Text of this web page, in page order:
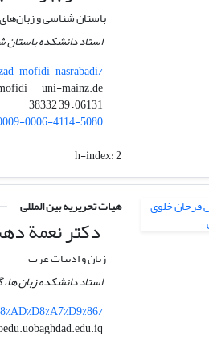
باستان شناسی و
استاد دانشکده باستان
mofidi-nasrabadi/
mofidi
uni-mainz.de
0006-4114-5080
h-index:2
هیات تحریریه بین المللی
دکتر نعمة
زبان و ادبیات عرب
استاد دانشکده زبان
namaa.d